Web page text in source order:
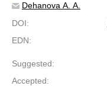
Dehanova A. A.
DOI:
EDN:
Suggested:
Accepted: